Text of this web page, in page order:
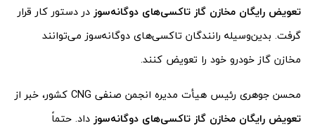
تعویض رایگان مخازن گاز تاکسی‌های دوگانه‌سوز در دستور کار قرار
گرفت. بدین‌وسیله رانندگان تاکسی‌های دوگانه‌سوز می‌توانند
مخازن گاز خودرو خود را تعویض کنند.
محسن جوهری رئیس هیأت مدیره انجمن صنفی CNG کشور، خبر از
تعویض رایگان مخازن گاز تاکسی‌های دوگانه‌سوز داد. حتماً